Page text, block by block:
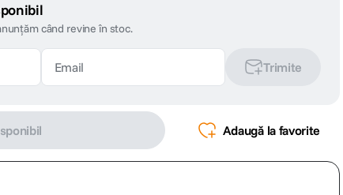
când revine în stoc.
Trimite
Adaugă la favorite